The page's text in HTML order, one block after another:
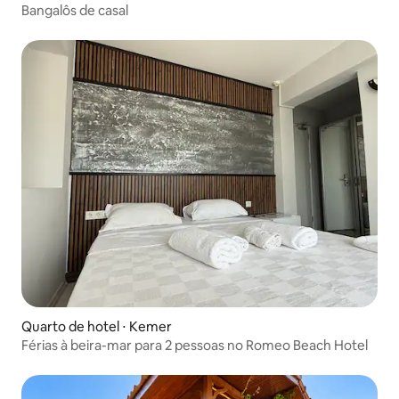
Bangalôs de casal
Quarto de hotel ⋅ Kemer
Férias à beira-mar para 2 pessoas no Romeo Beach Hotel